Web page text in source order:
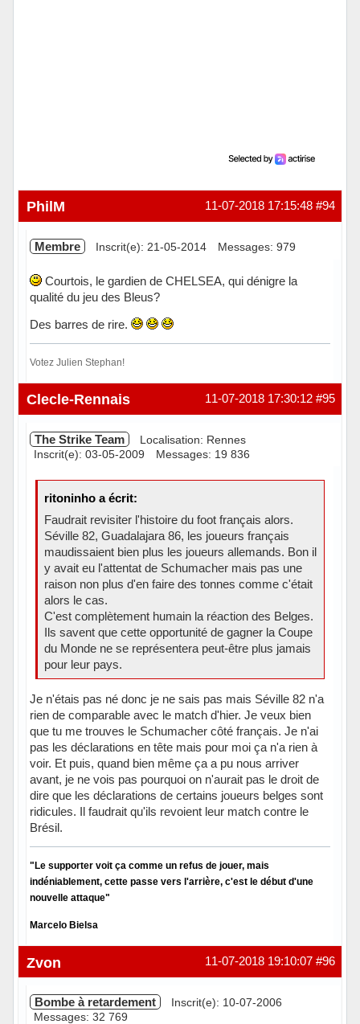
#94
11-07-2018 17:15:48
PhilM
Membre Inscrit(e): 21-05-2014 Messages: 979
Courtois, le gardien de CHELSEA, qui dénigre la
qualité du jeu des Bleus?
Des barres de rire.
Votez Julien Stephan!
Hors ligne #95
11-07-2018 17:30:12
Clecle-Rennais
The Strike Team
Localisation: Rennes
Inscrit(e): 03-05-2009
Messages: 19 836
ritoninho a écrit:
Faudrait revisiter l'histoire du foot français alors.
Séville 82, Guadalajara 86, les joueurs français
maudissaient bien plus les joueurs allemands. Bon il
y avait eu l'attentat de Schumacher mais pas une
raison non plus d'en faire des tonnes comme c'était
alors le cas.
C'est complètement humain la réaction des Belges.
Ils savent que cette opportunité de gagner la Coupe
du Monde ne se représentera peut-être plus jamais
pour leur pays.
Je n'étais pas né donc je ne sais pas mais Séville 82 n'a
rien de comparable avec le match d'hier. Je veux bien
que tu me trouves le Schumacher côté français. Je n'ai
pas les déclarations en tête mais pour moi ça n'a rien à
voir. Et puis, quand bien même ça a pu nous arriver
avant, je ne vois pas pourquoi on n'aurait pas le droit de
dire que les déclarations de certains joueurs belges sont
ridicules. Il faudrait qu'ils revoient leur match contre le
Brésil.
"Le supporter voit ça comme un refus de jouer, mais
indéniablement, cette passe vers l'arrière, c'est le début d'une
nouvelle attaque"
Marcelo Bielsa
Hors ligne #96
11-07-2018 19:10:07
Zvon
Bombe à retardement
Inscrit(e): 10-07-2006
Messages: 32 769